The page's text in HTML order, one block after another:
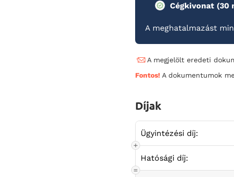
Cégkivonat (30
A meghatalmazást
A megjelölt eredeti
Fontos! A dokumentumok
Díjak
Ügyintézési díj:
Hatósági díj: